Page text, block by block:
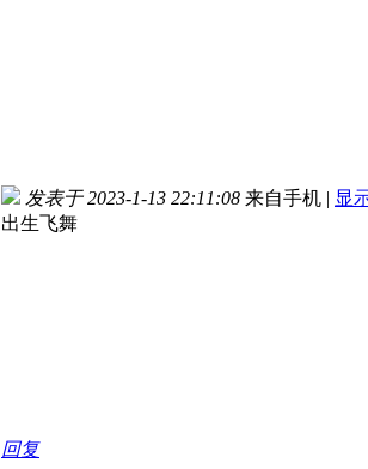
发表于 2023-1-13 22:11:08 来自手机 | 显
出生飞舞
回复